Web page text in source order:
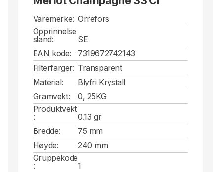
Varemerke: Orrefors
Opprinnelse
sland:
SE
EAN kode:
7319672742143
Filterfarger: Transparent
Material:
Blyfri Krystall
Gramvekt:
0, 25KG
Produktvekt
:
0.13 gr
Bredde:
75 mm
Høyde:
240 mm
Gruppekode
:
1